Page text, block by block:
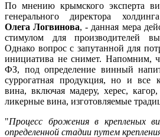
По мнению крымского эксперта
генерального директора
Олега Логвинова, - данная мера
стимулом для производителей
Однако вопрос с запутанной для
инициатива не снимет. Напомним,
ФЗ, под определение винный
суррогатная продукция, но и все
вина, включая мадеру, херес,
ликерные вина, изготовляемые
"Процесс брожения в крепленых
определенной стадии путем